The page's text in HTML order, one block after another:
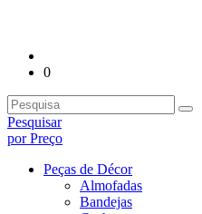
0
Pesquisar
por Preço
Peças de Décor
Almofadas
Bandejas